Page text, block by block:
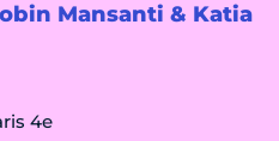
Mansanti & Katia
4e